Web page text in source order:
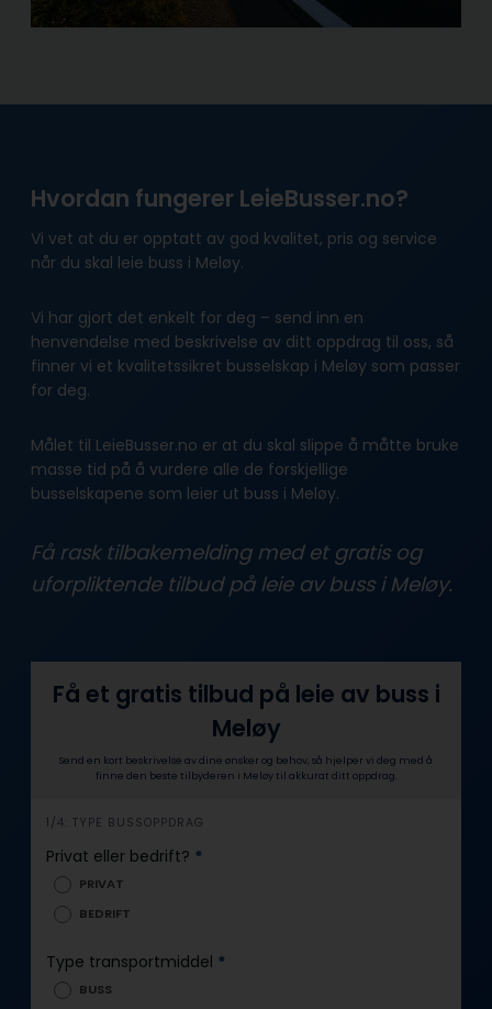
Hvordan fungerer LeieBusser.no?
Vi vet at du er opptatt av god kvalitet, pris og service
når du skal leie buss i Meløy.
Vi har gjort det enkelt for deg – send inn en
henvendelse med beskrivelse av ditt oppdrag til oss, så
finner vi et kvalitetssikret busselskap i Meløy som passer
for deg.
Målet til LeieBusser.no er at du skal slippe å måtte bruke
masse tid på å vurdere alle de forskjellige
busselskapene som leier ut buss i Meløy.
Få rask tilbakemelding med et gratis og
uforpliktende tilbud på leie av buss i Meløy.
Få et gratis tilbud på leie av buss i
Meløy
Send en kort beskrivelse av dine ønsker og behov, så hjelper vi deg med å
finne den beste tilbyderen i Meløy til akkurat ditt oppdrag.
i
n
o
d
1/4: TYPE BUSSOPPDRAG
Privat eller bedrift? *
PRIVAT
BEDRIFT
Type transportmiddel *
BUSS